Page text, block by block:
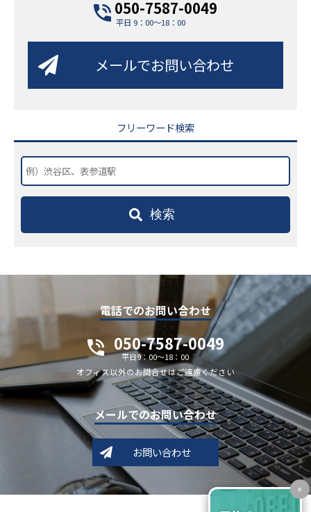
×
050-7587-0049
平日 9：00～18：00
メールでお問い合わせ
フリーワード検索
検索
電話でのお問い合わせ
050-7587-0049
平日9：00～18：00
オフィス以外のお問合せはご遠慮ください
メールでのお問い合わせ
お問い合わせ